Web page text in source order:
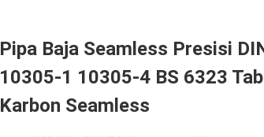
Pipa Baja Seamless Presisi
10305-1 10305-4 BS 6323
Karbon Seamless